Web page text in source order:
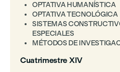
OPTATIVA HUMANÍSTICA
OPTATIVA TECNOLÓGICA
SISTEMAS
ESPECIALES
MÉTODOS DE
Cuatrimestre XIV